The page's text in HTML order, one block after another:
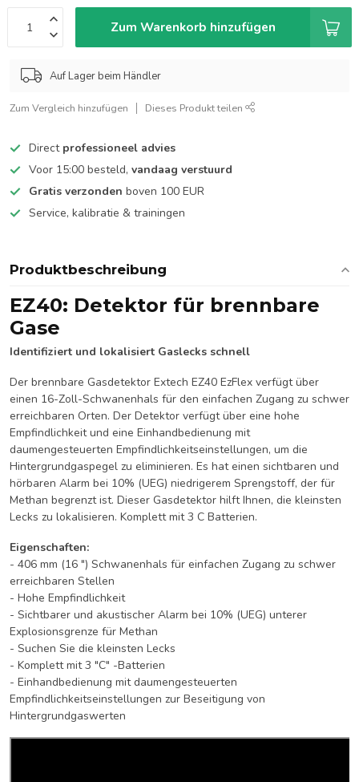
Zum Warenkorb hinzufügen
Auf Lager beim Händler
Zum Vergleich hinzufügen Dieses Produkt teilen
Direct professioneel advies
Voor 15:00 besteld, vandaag verstuurd
Gratis verzonden boven 100 EUR
Service, kalibratie & trainingen
Produktbeschreibung
EZ40: Detektor für brennbare
Gase
Identifiziert und lokalisiert Gaslecks schnell
Der brennbare Gasdetektor Extech EZ40 EzFlex verfügt über
einen 16-Zoll-Schwanenhals für den einfachen Zugang zu schwer
erreichbaren Orten. Der Detektor verfügt über eine hohe
Empfindlichkeit und eine Einhandbedienung mit
daumengesteuerten Empfindlichkeitseinstellungen, um die
Hintergrundgaspegel zu eliminieren. Es hat einen sichtbaren und
hörbaren Alarm bei 10% (UEG) niedrigerem Sprengstoff, der für
Methan begrenzt ist. Dieser Gasdetektor hilft Ihnen, die kleinsten
Lecks zu lokalisieren. Komplett mit 3 C Batterien.
Eigenschaften:
- 406 mm (16 ") Schwanenhals für einfachen Zugang zu schwer
erreichbaren Stellen
- Hohe Empfindlichkeit
- Sichtbarer und akustischer Alarm bei 10% (UEG) unterer
Explosionsgrenze für Methan
- Suchen Sie die kleinsten Lecks
- Komplett mit 3 "C" -Batterien
- Einhandbedienung mit daumengesteuerten
Empfindlichkeitseinstellungen zur Beseitigung von
Hintergrundgaswerten